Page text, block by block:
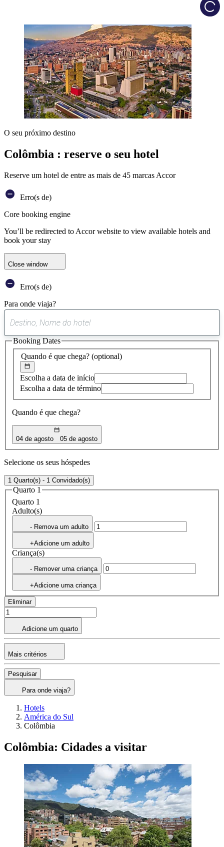
O seu próximo destino
Colômbia : reserve o seu hotel
Reserve um hotel de entre as mais de 45 marcas Accor
Erro(s de)
Core booking engine
You’ll be redirected to Accor website to view available hotels and
book your stay
Close window
Erro(s de)
Para onde viaja?
sugestão
encontrada
Quando é que chega? (optional)
Escolha a data de início
Escolha a data de término
Quando é que chega?
04 de agosto 05 de agosto
Booking Dates
Selecione os seus hóspedes
1 Quarto(s) - 1 Convidado(s)
Quarto 1
Quarto 1
Adulto(s)
- Remova um adulto
+Adicione um adulto
Criança(s)
- Remover uma criança
+Adicione uma criança
Eliminar
Adicione um quarto
Mais critérios
Pesquisar
Para onde viaja?
Hotels
América do Sul
Colômbia
Colômbia: Cidades a visitar